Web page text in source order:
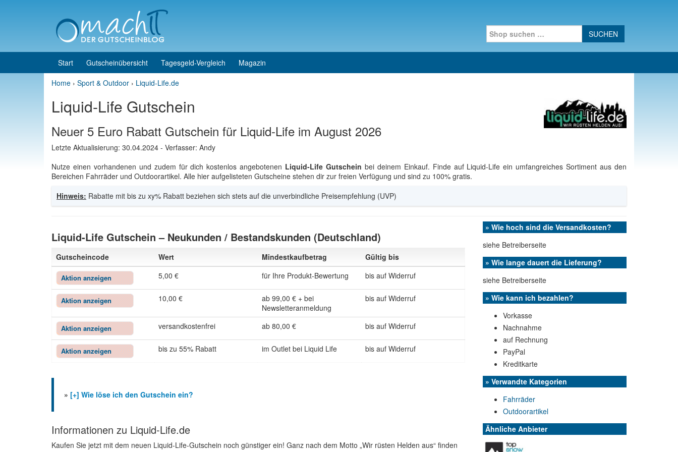
Search for:
Start Gutscheinübersicht Tagesgeld-Vergleich
Magazin
Home › Sport & Outdoor › Liquid-Life.de
Liquid-Life Gutschein
Neuer 5 Euro Rabatt Gutschein für Liquid-Life im August 2026
Letzte Aktualisierung: 30.04.2024 - Verfasser: Andy
Nutze einen vorhandenen und zudem für dich kostenlos angebotenen Liquid-Life Gutschein bei deinem Einkauf. Finde auf Liquid-Life ein umfangreiches Sortiment aus den
Bereichen Fahrräder und Outdoorartikel. Alle hier aufgelisteten Gutscheine stehen dir zur freien Verfügung und sind zu 100% gratis.
Hinweis: Rabatte mit bis zu xy% Rabatt beziehen sich stets auf die unverbindliche Preisempfehlung (UVP)
Liquid-Life Gutschein – Neukunden / Bestandskunden (Deutschland)
Gutscheincode Wert Mindestkaufbetrag Gültig bis
Aktion anzeigen 5,00 € für Ihre Produkt-Bewertung bis auf Widerruf
Aktion anzeigen 10,00 €
ab 99,00 € + bei
Newsletteranmeldung
bis auf Widerruf
Aktion anzeigen versandkostenfrei ab 80,00 € bis auf Widerruf
Aktion anzeigen bis zu 55% Rabatt im Outlet bei Liquid Life bis auf Widerruf
» [+] Wie löse ich den Gutschein ein?
Informationen zu Liquid-Life.de
Kaufen Sie jetzt mit dem neuen Liquid-Life-Gutschein noch günstiger ein! Ganz nach dem Motto „Wir rüsten Helden aus“ finden
» Wie hoch sind die Versandkosten?
siehe Betreiberseite
» Wie lange dauert die Lieferung?
siehe Betreiberseite
» Wie kann ich bezahlen?
Vorkasse
Nachnahme
auf Rechnung
PayPal
Kreditkarte
» Verwandte Kategorien
Fahrräder
Outdoorartikel
Ähnliche Anbieter